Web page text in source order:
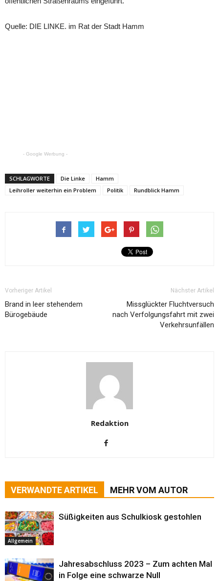
Quelle: DIE LINKE. im Rat der Stadt Hamm
- Google Werbung -
SCHLAGWORTE Die Linke
Hamm
Leihroller weiterhin ein Problem
Politik Rundblick Hamm
Vorheriger Artikel
Brand in leer stehendem
Bürogebäude
Nächster Artikel
Missglückter Fluchtversuch
nach Verfolgungsfahrt mit zwei
Verkehrsunfällen
Redaktion
VERWANDTE ARTIKEL MEHR VOM AUTOR
Allgemein
Süßigkeiten aus Schulkiosk gestohlen
Jahresabschluss 2023 – Zum achten Mal
in Folge eine schwarze Null